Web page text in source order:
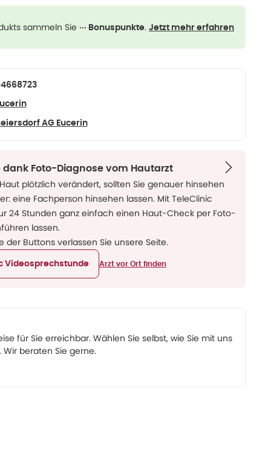
sammeln Sie ··· Bonuspunkte. Jetzt mehr erfahren
AG Eucerin
dank Foto-Diagnose vom Hautarzt
plötzlich verändert, sollten Sie genauer hinsehen
eine Fachperson hinsehen lassen. Mit TeleClinic
24 Stunden ganz einfach einen Haut-Check per Foto-
lassen.
der Buttons verlassen Sie unsere Seite.
Videosprechstunde Arzt vor Ort finden
für Sie erreichbar. Wählen Sie selbst, wie Sie mit uns
beraten Sie gerne.